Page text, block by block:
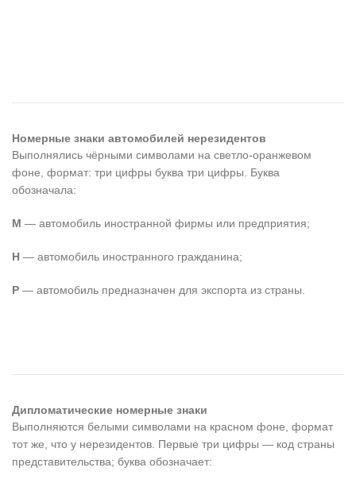
Номерные знаки автомобилей нерезидентов
Выполнялись чёрными символами на светло-оранжевом
фоне, формат: три цифры буква три цифры. Буква
обозначала:
М — автомобиль иностранной фирмы или предприятия;
Н — автомобиль иностранного гражданина;
Р — автомобиль предназначен для экспорта из страны.
Дипломатические номерные знаки
Выполняются белыми символами на красном фоне, формат
тот же, что у нерезидентов. Первые три цифры — код страны
представительства; буква обозначает: